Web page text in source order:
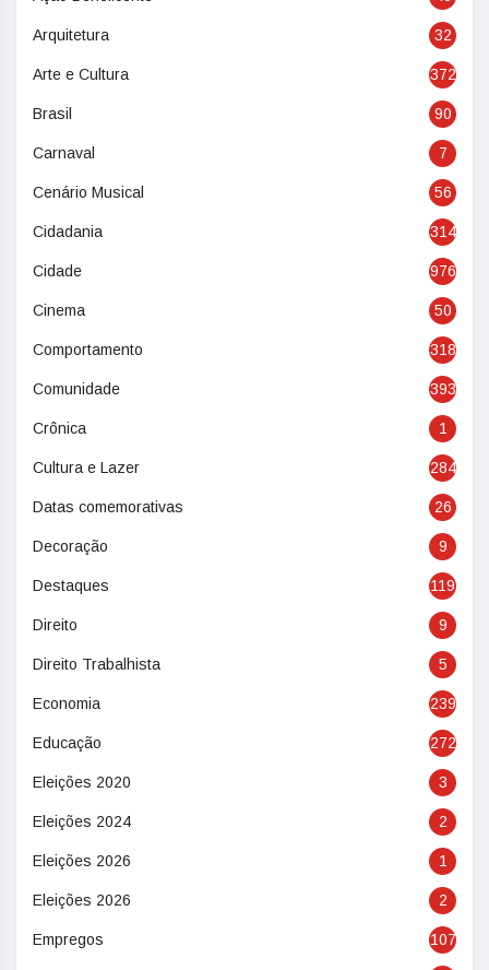
Arquitetura 32
Arte e Cultura 372
Brasil 90
Carnaval 7
Cenário Musical 56
Cidadania 314
Cidade 976
Cinema 50
Comportamento 318
Comunidade 393
Crônica 1
Cultura e Lazer 284
Datas comemorativas 26
Decoração 9
Destaques 119
Direito 9
Direito Trabalhista 5
Economia 239
Educação 272
Eleições 2020 3
Eleições 2024 2
Eleições 2026 1
Eleições 2026 2
Empregos 107